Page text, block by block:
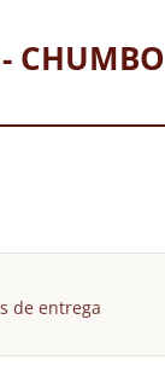
de entrega